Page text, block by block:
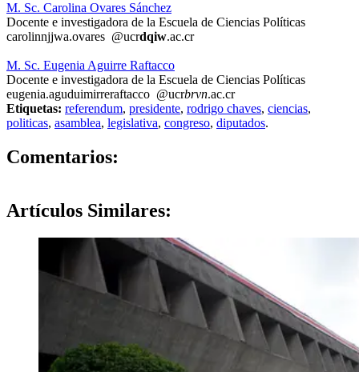
M. Sc. Carolina Ovares Sánchez
Docente e investigadora de la Escuela de Ciencias Políticas
carolinnjjwa.ovares @ucrdqiw.ac.cr
M. Sc. Eugenia Aguirre Raftacco
Docente e investigadora de la Escuela de Ciencias Políticas
eugenia.aguduimirreraftacco @ucrbrvn.ac.cr
Etiquetas: referendum, presidente, rodrigo chaves, ciencias,
politicas, asamblea, legislativa, congreso, diputados.
Comentarios:
Artículos Similares: